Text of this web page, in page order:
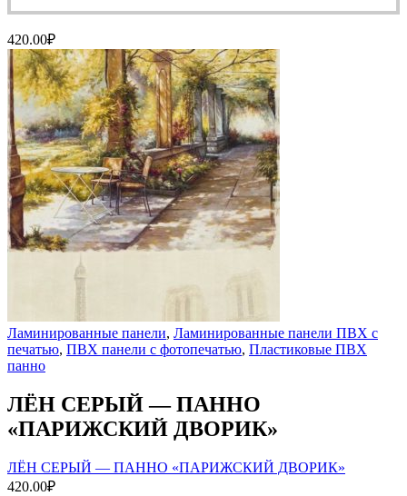
420.00₽
Ламинированные панели, Ламинированные панели ПВХ с
печатью, ПВХ панели с фотопечатью, Пластиковые ПВХ
панно
ЛЁН СЕРЫЙ — ПАННО
«ПАРИЖСКИЙ ДВОРИК»
ЛЁН СЕРЫЙ — ПАННО «ПАРИЖСКИЙ ДВОРИК»
420.00₽